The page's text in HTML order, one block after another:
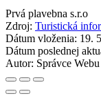
Prvá plavebna s.r.o
Zdroj: Turistická
Dátum vloženia: 19.
Dátum poslednej
Autor: Správce Webu